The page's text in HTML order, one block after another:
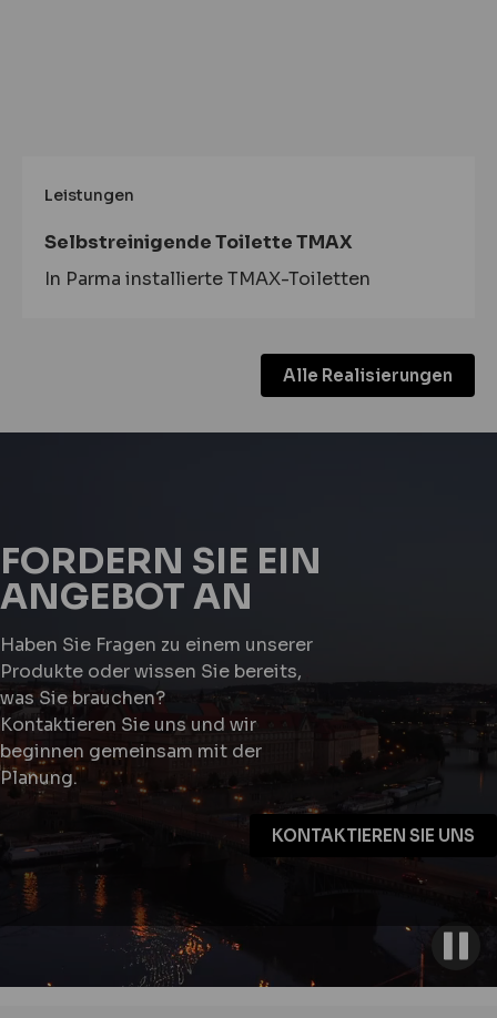
Leistungen
Selbstreinigende Toilette TMAX
In Parma installierte TMAX-Toiletten
Alle Realisierungen
FORDERN SIE EIN
ANGEBOT AN
Haben Sie Fragen zu einem unserer
Produkte oder wissen Sie bereits,
was Sie brauchen?
Kontaktieren Sie uns und wir
beginnen gemeinsam mit der
Planung.
KONTAKTIEREN SIE UNS